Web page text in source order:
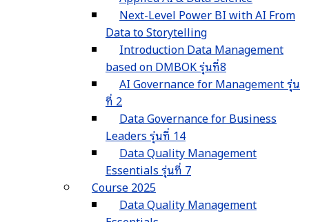
Next-Level Power BI with AI From
Data to Storytelling
Introduction Data Management
based on DMBOK รุ่นที่8
AI Governance for Management รุ่น
ที่ 2
Data Governance for Business
Leaders รุ่นที่ 14
Data Quality Management
Essentials รุ่นที่ 7
Course 2025
Data Quality Management